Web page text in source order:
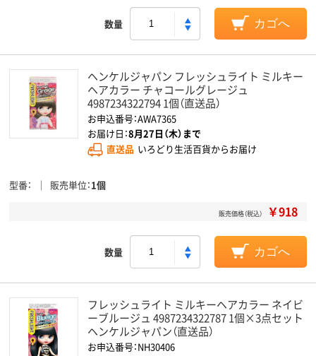
数量 カゴへ
ヘンケルジャパン フレッシュライト ミルキー
ヘアカラー チャコールグレージュ
4987234322794 1個（直送品）
お申込番号：AWA7365
お届け日：8月27日（木）まで
直送品 いろどり生活百貨からお届け
型番 販売単位 1個
販売価格（税込） ￥918
数量 カゴへ
フレッシュライト ミルキーヘアカラー ネイビ
ーブルージュ 4987234322787 1個×3点セット
ヘンケルジャパン（直送品）
お申込番号：NH30406